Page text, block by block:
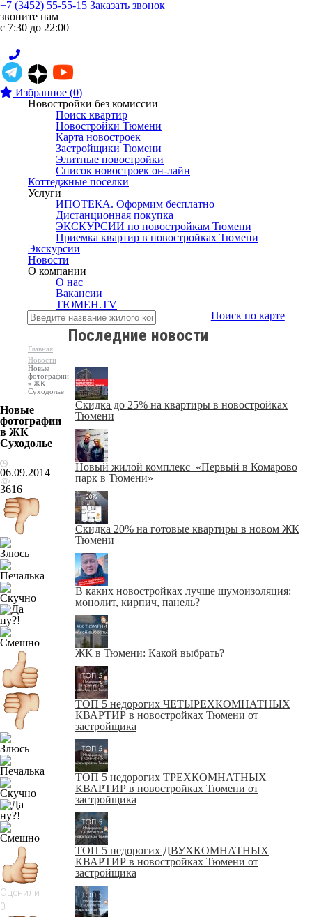
+7 (3452) 55-55-15 Заказать звонок
звоните нам
с 7:30 до 22:00
Избранное (0)
Новостройки без комиссии
Поиск квартир
Новостройки Тюмени
Карта новостроек
Застройщики Тюмени
Элитные новостройки
Список новостроек он-лайн
Коттеджные поселки
Услуги
ИПОТЕКА. Оформим бесплатно
Дистанционная покупка
ЭКСКУРСИИ по новостройкам Тюмени
Приемка квартир в новостройках Тюмени
Экскурсии
Новости
О компании
О нас
Вакансии
ТЮМЕН.TV
Поиск по карте
Главная
Новости
Новые
фотографии
в ЖК
Суходолье
Новые
фотографии
в ЖК
Суходолье
06.09.2014
3616
Оценили
0
Последние новости
Скидка до 25% на квартиры в новостройках
Тюмени
Новый жилой комплекс «Первый в Комарово
парк в Тюмени»
Скидка 20% на готовые квартиры в новом ЖК
Тюмени
В каких новостройках лучше шумоизоляция:
монолит, кирпич, панель?
ЖК в Тюмени: Какой выбрать?
ТОП 5 недорогих ЧЕТЫРЕХКОМНАТНЫХ
КВАРТИР в новостройках Тюмени от
застройщика
ТОП 5 недорогих ТРЕХКОМНАТНЫХ
КВАРТИР в новостройках Тюмени от
застройщика
ТОП 5 недорогих ДВУХКОМНАТНЫХ
КВАРТИР в новостройках Тюмени от
застройщика